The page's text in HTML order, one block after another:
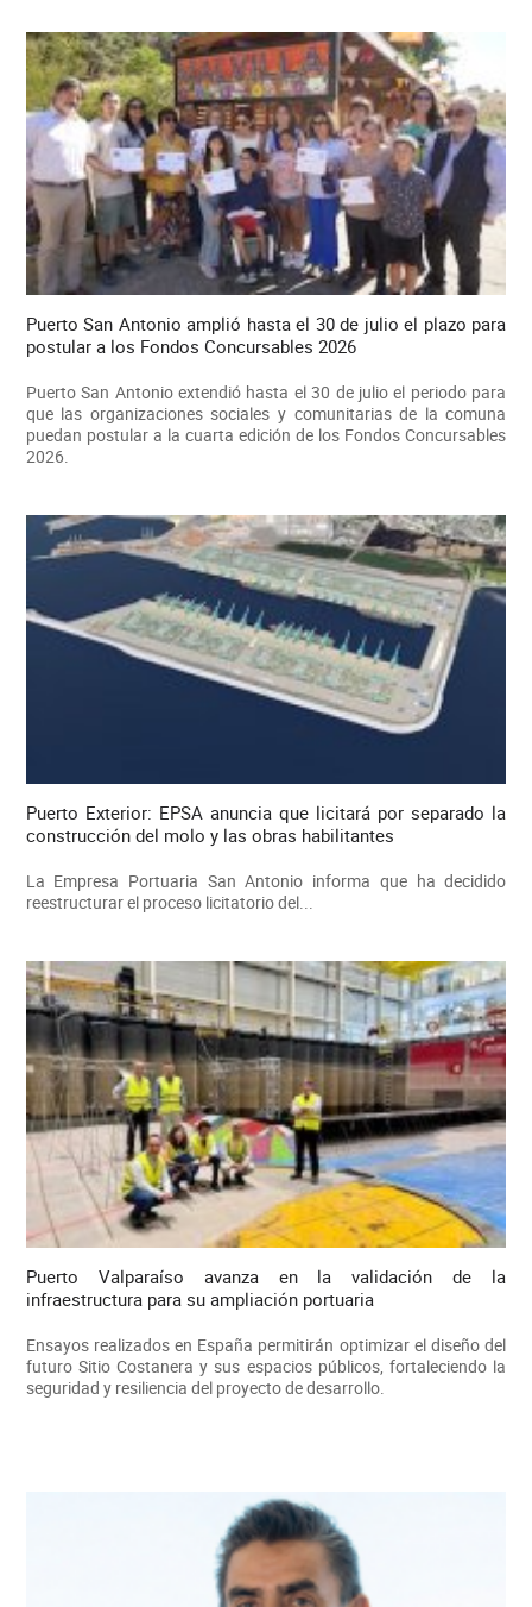
Puerto San Antonio amplió hasta el 30 de julio el plazo para
postular a los Fondos Concursables 2026
Puerto San Antonio extendió hasta el 30 de julio el periodo para
que las organizaciones sociales y comunitarias de la comuna
puedan postular a la cuarta edición de los Fondos Concursables
2026.
Puerto Exterior: EPSA anuncia que licitará por separado la
construcción del molo y las obras habilitantes
La Empresa Portuaria San Antonio informa que ha decidido
reestructurar el proceso licitatorio del...
Puerto Valparaíso avanza en la validación de la
infraestructura para su ampliación portuaria
Ensayos realizados en España permitirán optimizar el diseño del
futuro Sitio Costanera y sus espacios públicos, fortaleciendo la
seguridad y resiliencia del proyecto de desarrollo.